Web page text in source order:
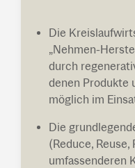
Die
„Nehmen-
durch
denen Produkte
möglich im
Die
(Reduce,
umfassenderen